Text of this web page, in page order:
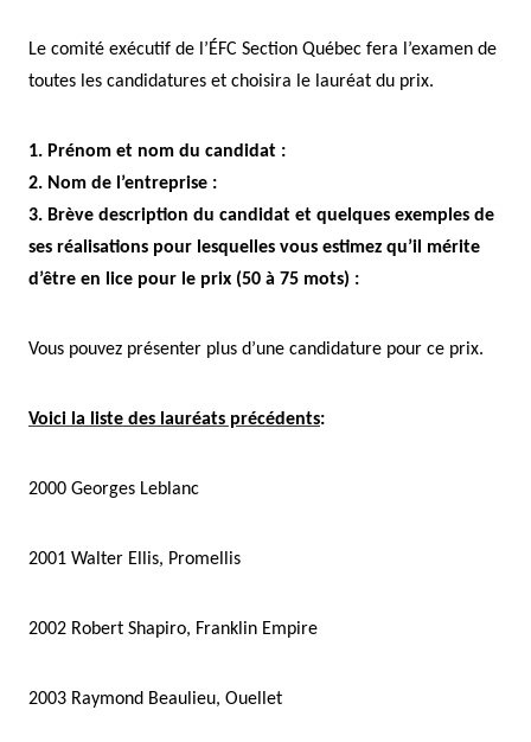
Le comité exécutif de l’ÉFC Section Québec fera l’examen de
toutes les candidatures et choisira le lauréat du prix.
1. Prénom et nom du candidat :
2. Nom de l’entreprise :
3. Brève description du candidat et quelques exemples de
ses réalisations pour lesquelles vous estimez qu’il mérite
d’être en lice pour le prix (50 à 75 mots) :
Vous pouvez présenter plus d’une candidature pour ce prix.
Voici la liste des lauréats précédents:
2000 Georges Leblanc
2001 Walter Ellis, Promellis
2002 Robert Shapiro, Franklin Empire
2003 Raymond Beaulieu, Ouellet